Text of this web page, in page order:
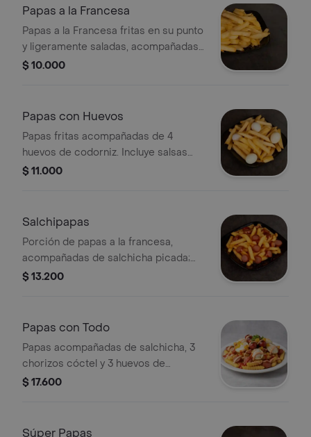
Papas a la Francesa
Papas a la Francesa fritas en su punto
y ligeramente saladas, acompañadas
de salsa roja, rosada y piña.
$ 10.000
Papas con Huevos
Papas fritas acompañadas de 4
huevos de codorniz. Incluye salsas
roja y rosada.
$ 11.000
Salchipapas
Porción de papas a la francesa,
acompañadas de salchicha picada;
servidas con salsa roja, rosada y piña.
$ 13.200
Papas con Todo
Papas acompañadas de salchicha, 3
chorizos cóctel y 3 huevos de
codorniz; terminadas con salsa roja,
$ 17.600
Súper Papas